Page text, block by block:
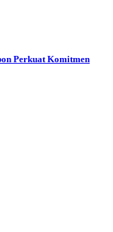
Perkuat Komitmen